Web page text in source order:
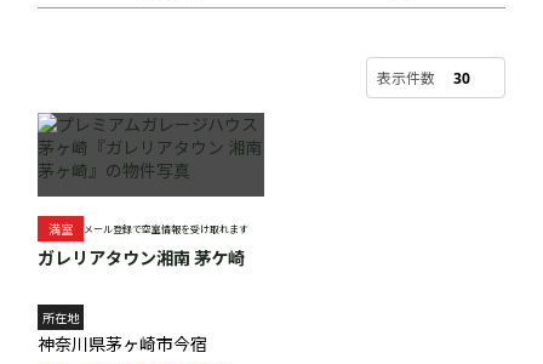
表示件数
満室 メール登録で空室情報を受け取れます
ガレリアタウン湘南 茅ケ崎
所在地
神奈川県茅ヶ崎市今宿